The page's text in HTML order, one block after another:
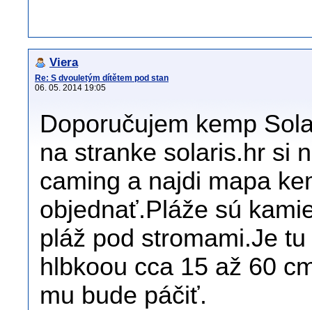
Viera
Re: S dvouletým dítětem pod stan
06. 05. 2014 19:05
Doporučujem kemp
na stranke solaris.hr si
caming a najdi mapa
objednať.Pláže sú
pláž pod stromami.Je
hlbkoou cca 15 až 60
mu bude páčiť.